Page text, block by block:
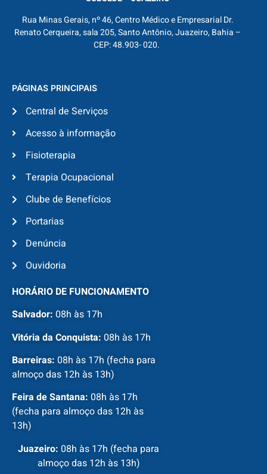
Rua Minas Gerais, nº 46, Centro Médico e Empresarial Dr.
Renato Cerqueira, sala 205, Santo Antônio, Juazeiro, Bahia –
CEP: 48.903- 020.
PÁGINAS PRINCIPAIS
Central de Serviços
Acesso à informação
Fisioterapia
Terapia Ocupacional
Clube de Benefícios
Portarias
Denúncia
Ouvidoria
HORÁRIO DE FUNCIONAMENTO
Salvador: 08h às 17h
Vitória da Conquista: 08h às 17h
Barreiras: 08h às 17h (fecha para
almoço das 12h às 13h)
Feira de Santana: 08h às 17h
(fecha para almoço das 12h às
13h)
Juazeiro: 08h às 17h (fecha para
almoço das 12h às 13h)